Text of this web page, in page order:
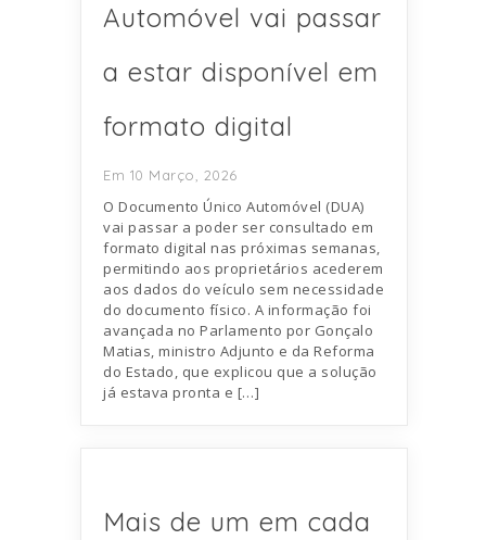
Automóvel vai passar
a estar disponível em
formato digital
Em 10 Março, 2026
O Documento Único Automóvel (DUA)
vai passar a poder ser consultado em
formato digital nas próximas semanas,
permitindo aos proprietários acederem
aos dados do veículo sem necessidade
do documento físico. A informação foi
avançada no Parlamento por Gonçalo
Matias, ministro Adjunto e da Reforma
do Estado, que explicou que a solução
já estava pronta e […]
Mais de um em cada